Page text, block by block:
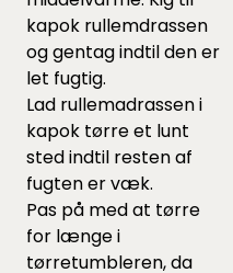
kapok rullemdrassen
og gentag indtil den er
let fugtig.
Lad rullemadrassen i
kapok tørre et lunt
sted indtil resten af
fugten er væk.
Pas på med at tørre
for længe i
tørretumbleren, da